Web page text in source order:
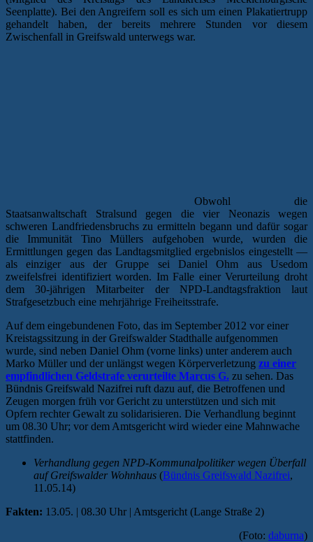
Seenplatte). Bei den Angreifern soll es sich um einen Plakatiertrupp
gehandelt haben, der bereits mehrere Stunden vor diesem
Zwischenfall in Greifswald unterwegs war.
Obwohl die
Staatsanwaltschaft Stralsund gegen die vier Neonazis wegen
schweren Landfriedensbruchs zu ermitteln begann und dafür sogar
die Immunität Tino Müllers aufgehoben wurde, wurden die
Ermittlungen gegen das Landtagsmitglied ergebnislos eingestellt —
als einziger aus der Gruppe sei Daniel Ohm aus Usedom
zweifelsfrei identifiziert worden. Im Falle einer Verurteilung droht
dem 30-jährigen Mitarbeiter der NPD-Landtagsfraktion laut
Strafgesetzbuch eine mehrjährige Freiheitsstrafe.
Auf dem eingebundenen Foto, das im September 2012 vor einer
Kreistagssitzung in der Greifswalder Stadthalle aufgenommen
wurde, sind neben Daniel Ohm (vorne links) unter anderem auch
Marko Müller und der unlängst wegen Körperverletzung zu einer
empfindlichen Geldstrafe verurteilte Marcus G. zu sehen. Das
Bündnis Greifswald Nazifrei ruft dazu auf, die Betroffenen und
Zeugen morgen früh vor Gericht zu unterstützen und sich mit
Opfern rechter Gewalt zu solidarisieren. Die Verhandlung beginnt
um 08.30 Uhr; vor dem Amtsgericht wird wieder eine Mahnwache
stattfinden.
Verhandlung gegen NPD-Kommunalpolitiker wegen Überfall
auf Greifswalder Wohnhaus (Bündnis Greifswald Nazifrei,
11.05.14)
Fakten: 13.05. | 08.30 Uhr | Amtsgericht (Lange Straße 2)
(Foto: daburna)